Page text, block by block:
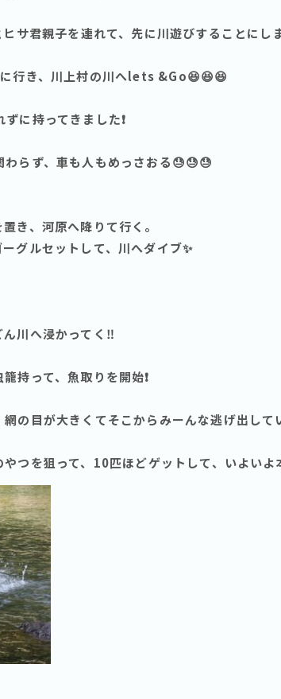
サ君親子を連れて、先に川遊びすることにし
行き、川上村の川へlets &Go😆😆😆
に持ってきました❗️
らず、車も人もめっさおる😓😓😓
き、河原へ降りて行く。
グルセットして、川へダイブ✨
川へ浸かってく‼️
持って、魚取りを開始❗️
の目が大きくてそこからみーんな逃げ出して
つを狙って、10匹ほどゲットして、いよい